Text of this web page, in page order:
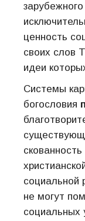
ценность
своих слов
идеи
Системы
богословия
социальной
не могут
социальных